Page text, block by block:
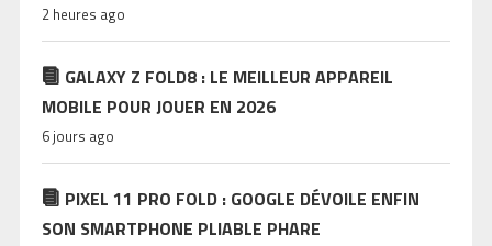
2 heures ago
GALAXY Z FOLD8 : LE MEILLEUR APPAREIL
MOBILE POUR JOUER EN 2026
6 jours ago
PIXEL 11 PRO FOLD : GOOGLE DÉVOILE ENFIN
SON SMARTPHONE PLIABLE PHARE